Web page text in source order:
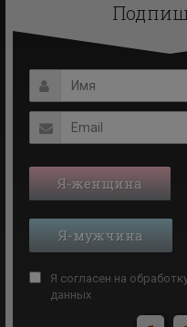
Я-женщина
Я-мужчина
Я согласен на
данных